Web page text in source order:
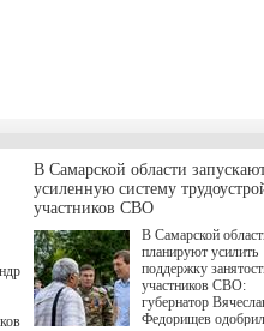
В Самарской области
усиленную систему
участников СВО
В Самарской
планируют усилить
поддержку
участников СВО:
губернатор
Федорищев